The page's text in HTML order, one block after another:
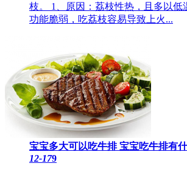
枝。 1、原因：荔枝性热，且多以低
功能脆弱，吃荔枝容易导致上火...
宝宝多大可以吃牛排​ 宝宝吃牛排有
12-179